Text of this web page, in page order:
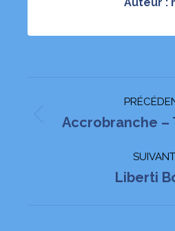
Navigation
article
:
Accrobranche –
SUIVANT
Liberti